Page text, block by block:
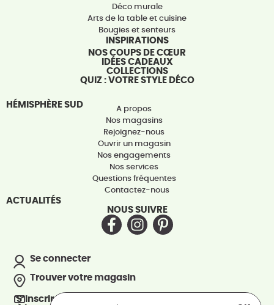
Déco murale
Arts de la table et cuisine
Bougies et senteurs
INSPIRATIONS
NOS COUPS DE CŒUR
IDÉES CADEAUX
COLLECTIONS
QUIZ : VOTRE STYLE DÉCO
HÉMISPHÈRE SUD
A propos
Nos magasins
Rejoignez-nous
Ouvrir un magasin
Nos engagements
Nos services
Questions fréquentes
Contactez-nous
ACTUALITÉS
NOUS SUIVRE
Se connecter
Trouver votre magasin
S’inscrire